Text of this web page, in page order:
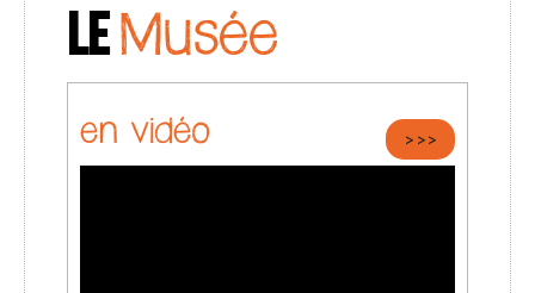
LEMusée
en vidéo >>>